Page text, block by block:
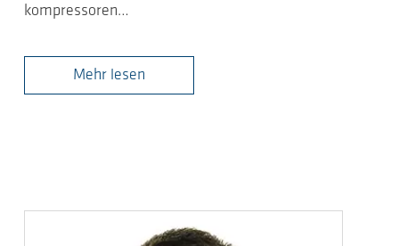
kompressoren…
Mehr lesen